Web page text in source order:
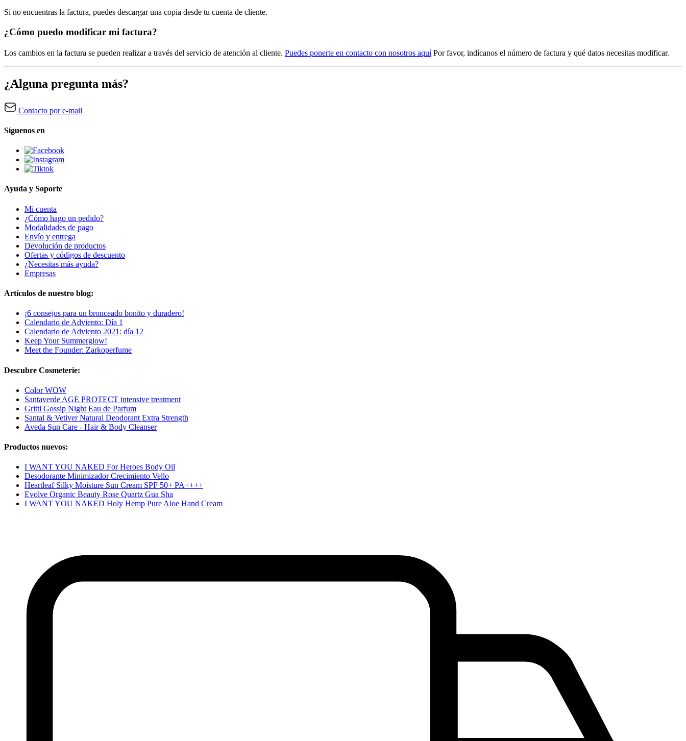
Si no encuentras la factura, puedes descargar una copia desde tu cuenta de cliente.
¿Cómo puedo modificar mi factura?
Los cambios en la factura se pueden realizar a través del servicio de atención al cliente. Puedes ponerte en contacto con nosotros aquíPor favor, indícanos el número de factura y qué datos necesitas modificar.
¿Alguna pregunta más?
Contacto por e-mail
Síguenos en
Ayuda y Soporte
Mi cuenta
¿Cómo hago un pedido?
Modalidades de pago
Envío y entrega
Devolución de productos
Ofertas y códigos de descuento
¿Necesitas más ayuda?
Empresas
Artículos de nuestro blog:
¡6 consejos para un bronceado bonito y duradero!
Calendario de Adviento: Día 1
Calendario de Adviento 2021: día 12
Keep Your Summerglow!
Meet the Founder: Zarkoperfume
Descubre Cosmeterie:
Color WOW
Santaverde AGE PROTECT intensive treatment
Gritti Gossip Night Eau de Parfum
Santal & Vetiver Natural Deodorant Extra Strength
Aveda Sun Care - Hair & Body Cleanser
Productos nuevos:
I WANT YOU NAKED For Heroes Body Oil
Desodorante Minimizador Crecimiento Vello
Heartleaf Silky Moisture Sun Cream SPF 50+ PA++++
Evolve Organic Beauty Rose Quartz Gua Sha
I WANT YOU NAKED Holy Hemp Pure Aloe Hand Cream